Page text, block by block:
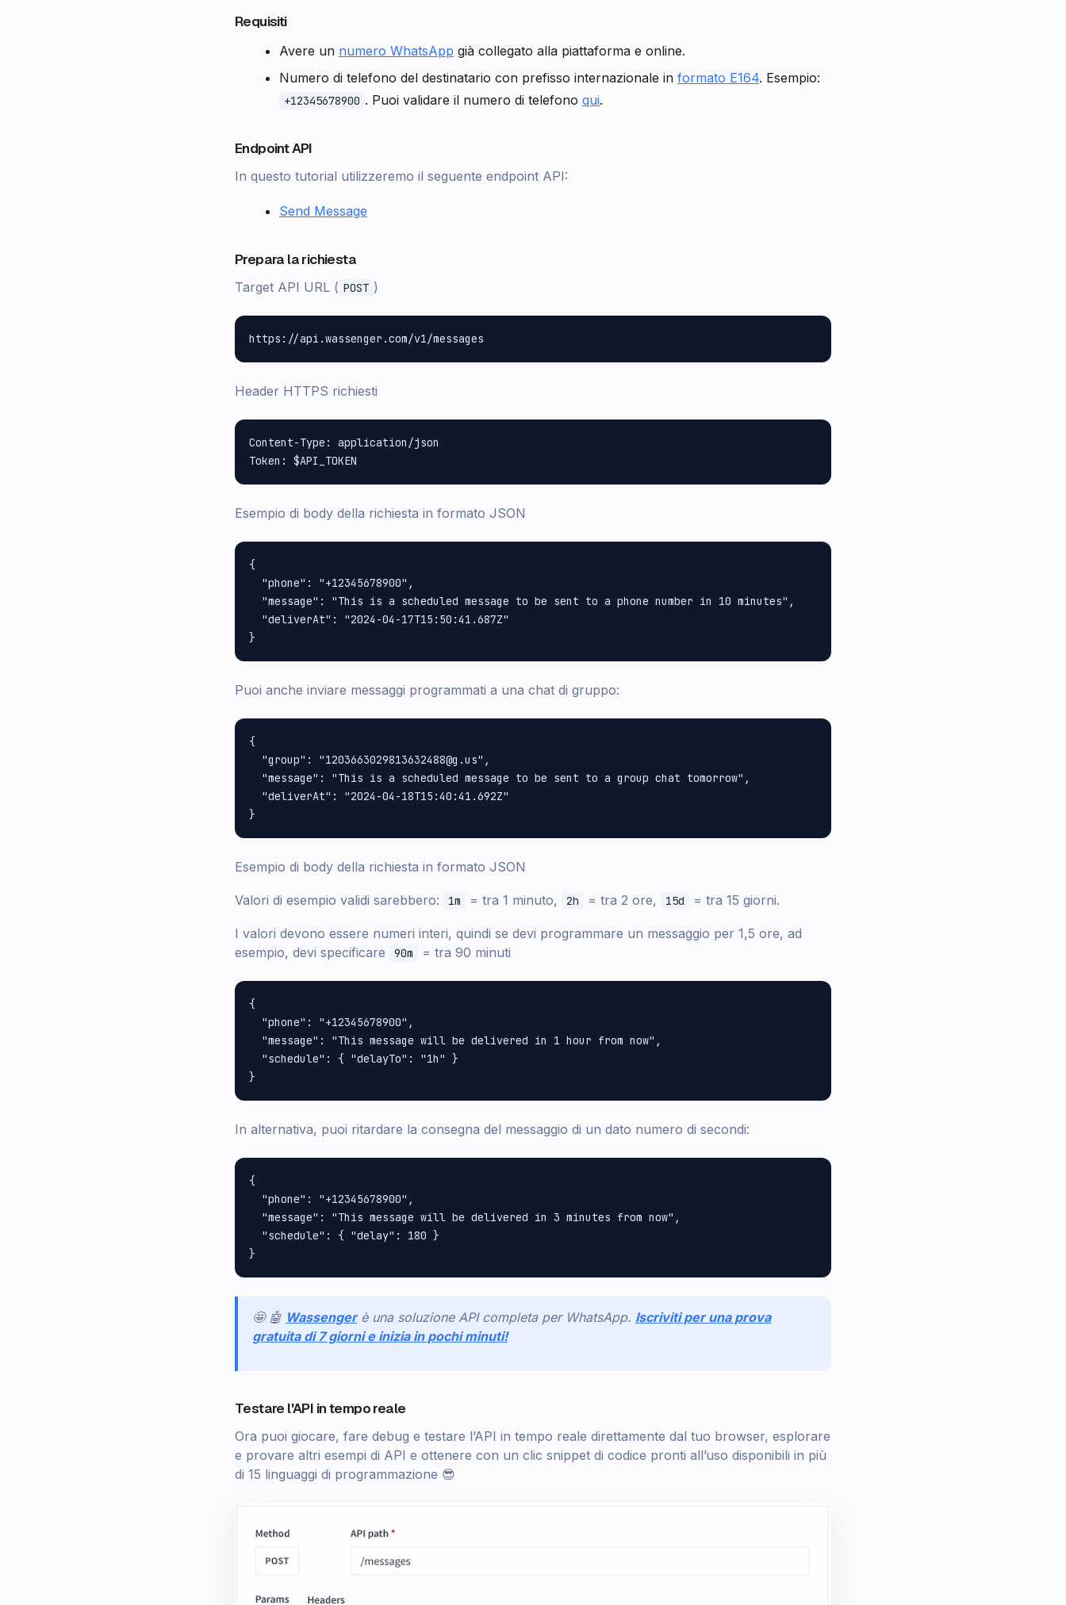
Requisiti
Avere un numero WhatsApp già collegato alla piattaforma e online.
Numero di telefono del destinatario con prefisso internazionale in formato E164. Esempio:
+12345678900 . Puoi validare il numero di telefono qui.
Endpoint API
In questo tutorial utilizzeremo il seguente endpoint API:
Send Message
Prepara la richiesta
Target API URL ( POST )
Header HTTPS richiesti
Content-Type: application/json
Esempio di body della richiesta in formato JSON
{
  "phone": "+12345678900",
  "message": "This is a scheduled message to be sent to a phone number in 10 minutes",
  "deliverAt": "2024-04-17T15:50:41.687Z"
Puoi anche inviare messaggi programmati a una chat di gruppo:
{
  "group": "1203663029813632488@g.us",
  "message": "This is a scheduled message to be sent to a group chat tomorrow",
  "deliverAt": "2024-04-18T15:40:41.692Z"
Esempio di body della richiesta in formato JSON
Valori di esempio validi sarebbero: 1m = tra 1 minuto, 2h = tra 2 ore, 15d = tra 15 giorni.
I valori devono essere numeri interi, quindi se devi programmare un messaggio per 1,5 ore, ad
esempio, devi specificare
90m = tra 90 minuti
{
  "phone": "+12345678900",
  "message": "This message will be delivered in 1 hour from now",
  "schedule": { "delayTo": "1h" }
In alternativa, puoi ritardare la consegna del messaggio di un dato numero di secondi:
{
  "phone": "+12345678900",
  "message": "This message will be delivered in 3 minutes from now",
  "schedule": { "delay": 180 }
🤩 🤖 Wassenger è una soluzione API completa per WhatsApp. Iscriviti per una prova
gratuita di 7 giorni e inizia in pochi minuti!
Testare l'API in tempo reale
Ora puoi giocare, fare debug e testare l’API in tempo reale direttamente dal tuo browser, esplorare
e provare altri esempi di API e ottenere con un clic snippet di codice pronti all’uso disponibili in più
di 15 linguaggi di programmazione 😎